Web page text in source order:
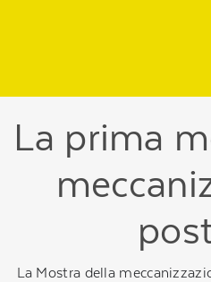
La prima
La Mostra della